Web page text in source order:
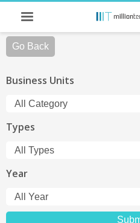
Go Back
Business Units
Types
Year